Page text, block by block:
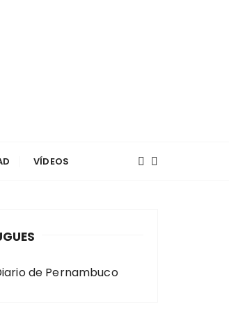
VÍDEOS
de Pernambuco